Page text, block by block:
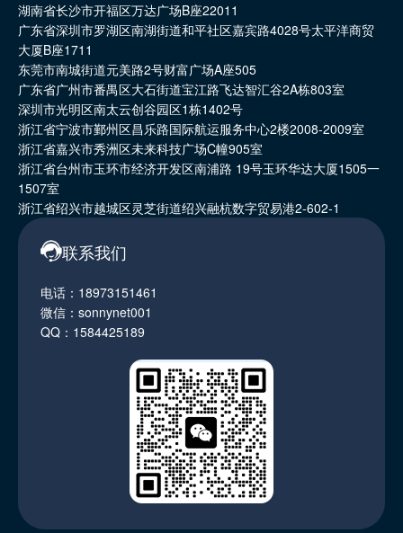
湖南省长沙市开福区万达广场B座22011
广东省深圳市罗湖区南湖街道和平社区嘉宾路4028号太平洋商贸
大厦B座1711
东莞市南城街道元美路2号财富广场A座505
广东省广州市番禺区大石街道宝江路飞达智汇谷2A栋803室
深圳市光明区南太云创谷园区1栋1402号
浙江省宁波市鄞州区昌乐路国际航运服务中心2楼2008-2009室
浙江省嘉兴市秀洲区未来科技广场C幢905室
浙江省台州市玉环市经济开发区南浦路 19号玉环华达大厦1505一
1507室
浙江省绍兴市越城区灵芝街道绍兴融杭数字贸易港2-602-1
联系我们
电话：18973151461
微信：sonnynet001
QQ：1584425189